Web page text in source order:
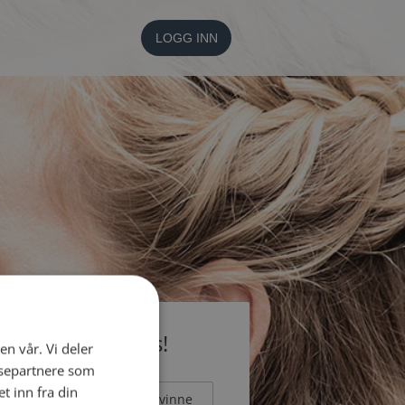
LOGG INN
medlem gratis!
Mann Kvinne
vår. Vi deler
som
inn fra din